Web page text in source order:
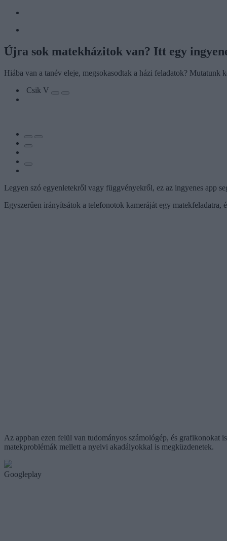
Újra sok matekházitok van? Itt egy
Hiába van a tanév eleje, megsokasodtak a házi feladatok? Mutatunk
Csik V
Legyen szó egyenletekről vagy függvényekről, ez az ingyenes app
Egyszerűen irányítsátok a telefonotok kameráját egy matekfeladatra,
Az appban ezen felül van tudományos számológép, és
matekproblémák mellett a nyelvi akadályokkal is megküzdenetek.
Googleplay